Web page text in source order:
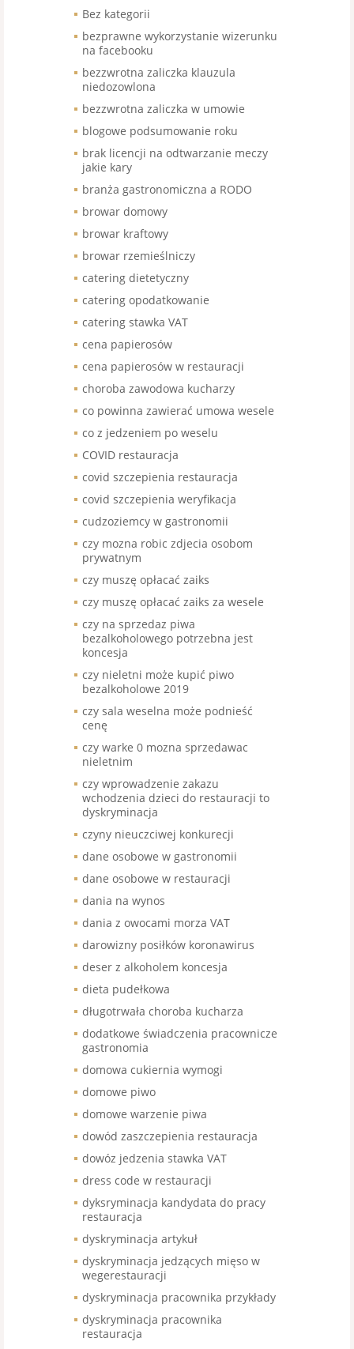
Bez kategorii
bezprawne wykorzystanie wizerunku
na facebooku
bezzwrotna zaliczka klauzula
niedozowlona
bezzwrotna zaliczka w umowie
blogowe podsumowanie roku
brak licencji na odtwarzanie meczy
jakie kary
branża gastronomiczna a RODO
browar domowy
browar kraftowy
browar rzemieślniczy
catering dietetyczny
catering opodatkowanie
catering stawka VAT
cena papierosów
cena papierosów w restauracji
choroba zawodowa kucharzy
co powinna zawierać umowa wesele
co z jedzeniem po weselu
COVID restauracja
covid szczepienia restauracja
covid szczepienia weryfikacja
cudzoziemcy w gastronomii
czy mozna robic zdjecia osobom
prywatnym
czy muszę opłacać zaiks
czy muszę opłacać zaiks za wesele
czy na sprzedaz piwa
bezalkoholowego potrzebna jest
koncesja
czy nieletni może kupić piwo
bezalkoholowe 2019
czy sala weselna może podnieść
cenę
czy warke 0 mozna sprzedawac
nieletnim
czy wprowadzenie zakazu
wchodzenia dzieci do restauracji to
dyskryminacja
czyny nieuczciwej konkurecji
dane osobowe w gastronomii
dane osobowe w restauracji
dania na wynos
dania z owocami morza VAT
darowizny posiłków koronawirus
deser z alkoholem koncesja
dieta pudełkowa
długotrwała choroba kucharza
dodatkowe świadczenia pracownicze
gastronomia
domowa cukiernia wymogi
domowe piwo
domowe warzenie piwa
dowód zaszczepienia restauracja
dowóz jedzenia stawka VAT
dress code w restauracji
dyksryminacja kandydata do pracy
restauracja
dyskryminacja artykuł
dyskryminacja jedzących mięso w
wegerestauracji
dyskryminacja pracownika przykłady
dyskryminacja pracownika
restauracja